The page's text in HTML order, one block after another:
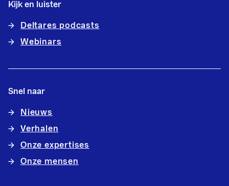
Kijk en luister
Deltares podcasts
Webinars
Snel naar
Nieuws
Verhalen
Onze expertises
Onze mensen